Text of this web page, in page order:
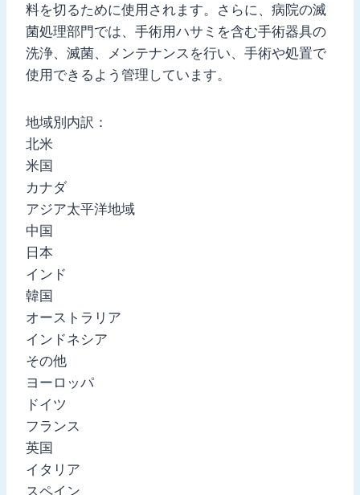
料を切るために使用されます。さらに、病院の滅
菌処理部門では、手術用ハサミを含む手術器具の
洗浄、滅菌、メンテナンスを行い、手術や処置で
使用できるよう管理しています。
地域別内訳：
北米
米国
カナダ
アジア太平洋地域
中国
日本
インド
韓国
オーストラリア
インドネシア
その他
ヨーロッパ
ドイツ
フランス
英国
イタリア
スペイン